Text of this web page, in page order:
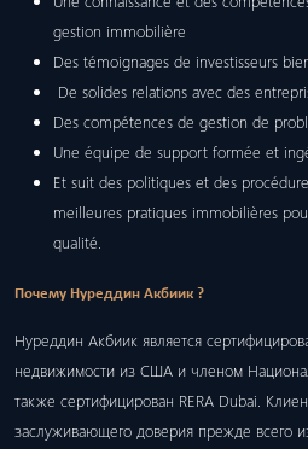
gestion immobilière
Des témoignages de investisseurs
De solides relations avec des
Des compétences de gestion de
Une équipe de support formée et
Et suit des politiques et des
meilleures pratiques immobilières
qualité.
Почему Нуреддин Акбиик ?
Нуреддин Акбиик является
недвижимости из США и членом
также сертифицирован RERA Dubai.
заслуживающего доверия прежде всего